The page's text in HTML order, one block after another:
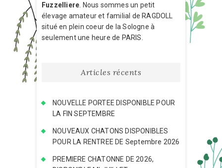
Fuzzelliere . Nous sommes un petit
élevage amateur et familial de RAGDOLL
situé en plein coeur de la Sologne à
seulement une heure de PARIS.
Articles récents
NOUVELLE PORTEE DISPONIBLE POUR
LA FIN SEPTEMBRE
NOUVEAUX CHATONS DISPONIBLES
POUR LA RENTREE DE Septembre 2026
PREMIERE CHATONNE DE 2026,